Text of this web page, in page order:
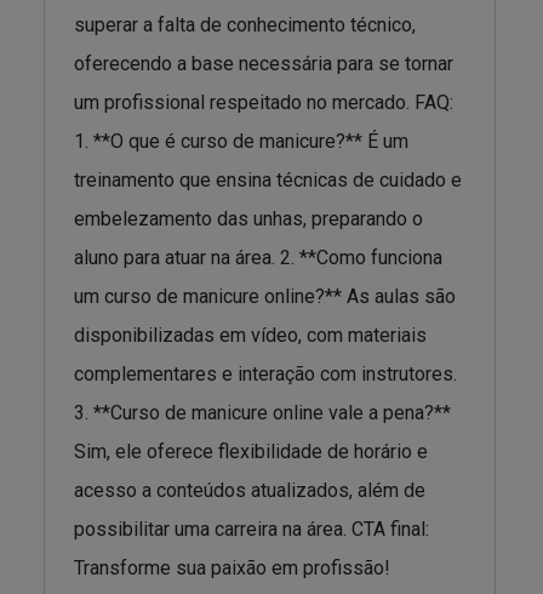
superar a falta de conhecimento técnico,
oferecendo a base necessária para se tornar
um profissional respeitado no mercado. FAQ:
1. **O que é curso de manicure?** É um
treinamento que ensina técnicas de cuidado e
embelezamento das unhas, preparando o
aluno para atuar na área. 2. **Como funciona
um curso de manicure online?** As aulas são
disponibilizadas em vídeo, com materiais
complementares e interação com instrutores.
3. **Curso de manicure online vale a pena?**
Sim, ele oferece flexibilidade de horário e
acesso a conteúdos atualizados, além de
possibilitar uma carreira na área. CTA final:
Transforme sua paixão em profissão!